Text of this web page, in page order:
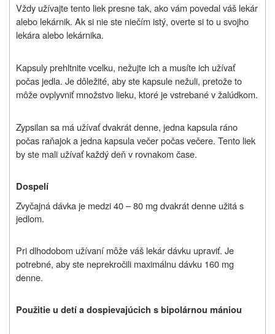
Vždy užívajte tento liek presne tak, ako vám povedal váš lekár
alebo lekárnik. Ak si nie ste niečím istý, overte si to u svojho
lekára alebo lekárnika.
Kapsuly prehltnite vcelku, nežujte ich a musíte ich užívať
počas jedla. Je dôležité, aby ste kapsule nežuli, pretože to
môže ovplyvniť množstvo lieku, ktoré je vstrebané v žalúdkom.
Zypsilan sa má užívať dvakrát denne, jedna kapsula ráno
počas raňajok a jedna kapsula večer počas večere. Tento liek
by ste mali užívať každý deň v rovnakom čase.
Dospelí
Zvyčajná dávka je medzi 40 – 80 mg dvakrát denne užitá s
jedlom.
Pri dlhodobom užívaní môže váš lekár dávku upraviť. Je
potrebné, aby ste neprekročili maximálnu dávku 160 mg
denne.
Použitie u detí a dospievajúcich s bipolárnou mániou